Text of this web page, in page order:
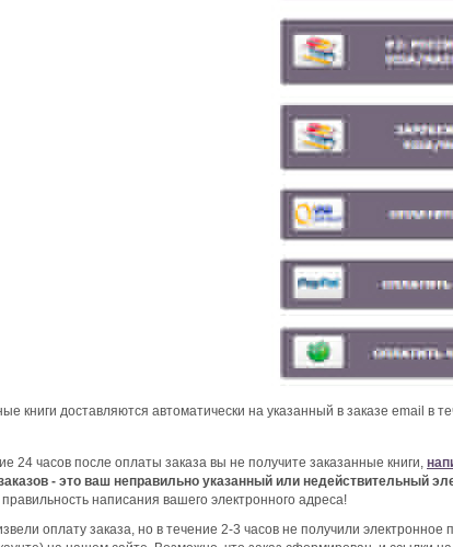
книги доставляются автоматически на указанный в заказе email в
24 часов после оплаты заказа вы не получите заказанные книги,
- это ваш неправильно указанный или недействительный
написания вашего электронного адреса!
оплату заказа, но в течение 2-3 часов не получили